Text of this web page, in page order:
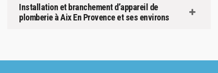
Installation et branchement d’appareil de
plomberie à Aix En Provence et ses environs